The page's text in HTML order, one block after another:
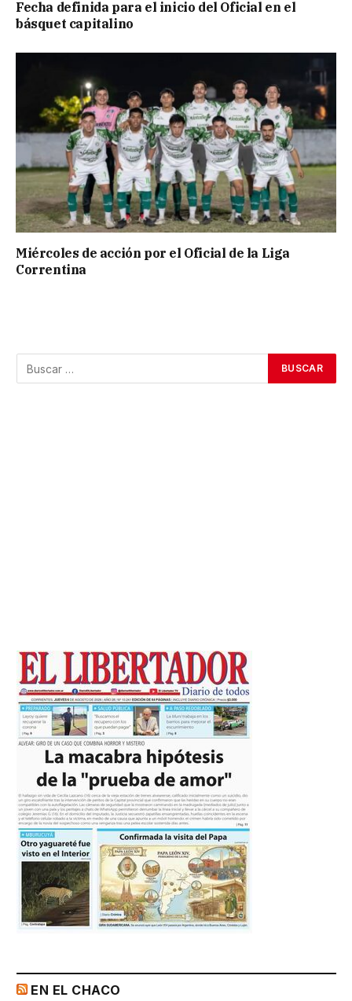
Fecha definida para el inicio del Oficial en el
básquet capitalino
Miércoles de acción por el Oficial de la Liga
Correntina
EN EL CHACO